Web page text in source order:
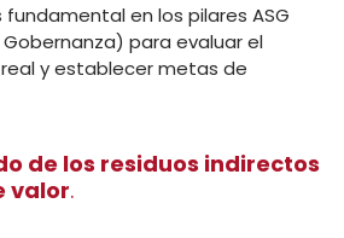
en los pilares ASG
para evaluar el
y establecer metas de
de los residuos indirectos
valor.